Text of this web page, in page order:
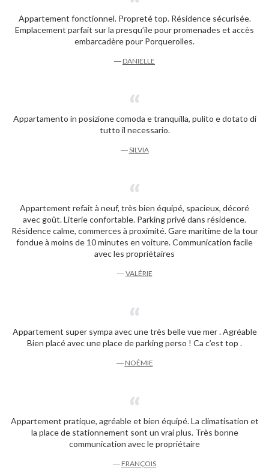
Appartement fonctionnel. Propreté top. Résidence sécurisée.
Emplacement parfait sur la presqu’ile pour promenades et accès
embarcadère pour Porquerolles.
― DANIELLE
Appartamento in posizione comoda e tranquilla, pulito e dotato di
tutto il necessario.
―SILVIA
Appartement refait à neuf, très bien équipé, spacieux, décoré
avec goût. Literie confortable. Parking privé dans résidence.
Résidence calme, commerces à proximité. Gare maritime de la tour
fondue à moins de 10 minutes en voiture. Communication facile
avec les propriétaires
―VALÉRIE
Appartement super sympa avec une très belle vue mer . Agréable
Bien placé avec une place de parking perso ! Ca c’est top .
― NOÉMIE
Appartement pratique, agréable et bien équipé. La climatisation et
la place de stationnement sont un vrai plus. Très bonne
communication avec le propriétaire
― FRANÇOIS